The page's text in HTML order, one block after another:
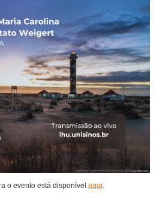
o evento está disponível aqui